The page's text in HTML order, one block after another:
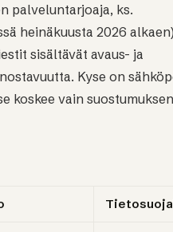
palveluntarjoaja, ks.
heinäkuusta 2026
sisältävät avaus- ja
Kyse on
koskee vain